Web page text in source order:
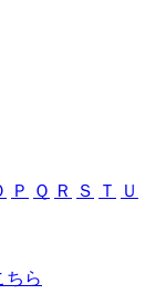
Ｐ Ｑ Ｒ Ｓ Ｔ
Ｕ
ちら